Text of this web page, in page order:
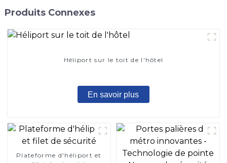
Produits Connexes
Héliport sur le toit de l'hôtel
En savoir plus
Plateforme d'héliport et